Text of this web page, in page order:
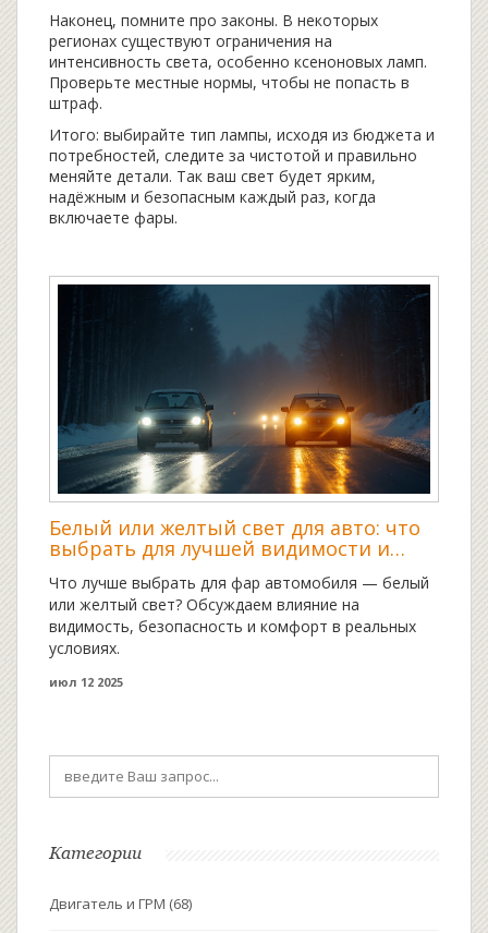
Наконец, помните про законы. В некоторых
регионах существуют ограничения на
интенсивность света, особенно ксеноновых ламп.
Проверьте местные нормы, чтобы не попасть в
штраф.
Итого: выбирайте тип лампы, исходя из бюджета и
потребностей, следите за чистотой и правильно
меняйте детали. Так ваш свет будет ярким,
надёжным и безопасным каждый раз, когда
включаете фары.
Белый или желтый свет для авто: что
выбрать для лучшей видимости и
безопасности
Что лучше выбрать для фар автомобиля — белый
или желтый свет? Обсуждаем влияние на
видимость, безопасность и комфорт в реальных
условиях.
июл 12 2025
Категории
Двигатель и ГРМ (68)